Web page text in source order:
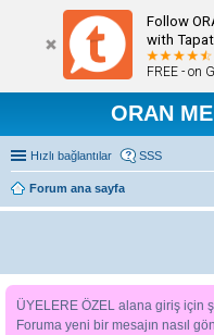
Follow
with
FREE - on
ORAN
Hızlı bağlantılar SSS
Forum ana sayfa
ÜYELERE ÖZEL alana giriş için
Foruma yeni bir mesajın nasıl